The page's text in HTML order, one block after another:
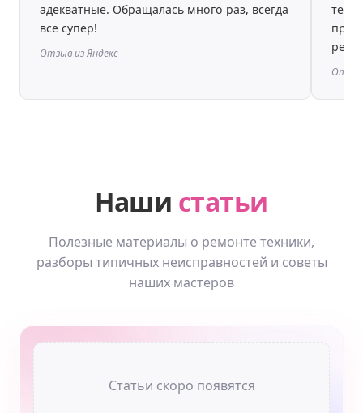
адекватные. Обращалась много раз, всегда
все супер!
Отзыв из Яндекс
Отзыв
Наши статьи
Полезные материалы о ремонте техники,
разборы типичных неисправностей и советы
наших мастеров
Статьи скоро появятся